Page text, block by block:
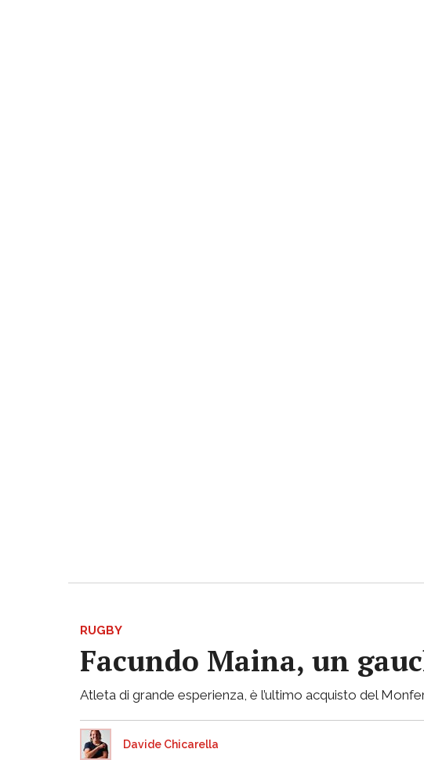
RUGBY
Facundo Maina, un
Atleta di grande esperienza, è l’ultimo acquisto del
Davide Chicarella